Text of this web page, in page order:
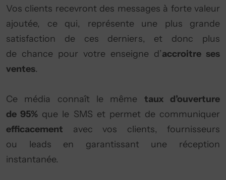
Vos clients recevront des messages à forte valeur
ajoutée, ce qui, représente une plus grande
satisfaction de ces derniers, et donc plus
de chance pour votre enseigne d’accroitre ses
ventes.
Ce média connaît le même taux d’ouverture
de 95% que le SMS et permet de communiquer
efficacement avec vos clients, fournisseurs
ou leads en garantissant une réception
instantanée.